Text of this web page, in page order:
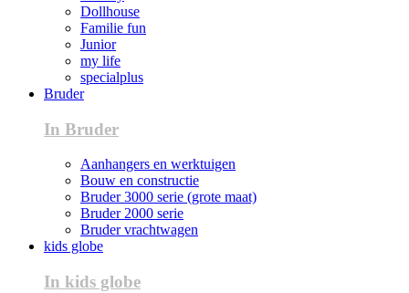
Dollhouse
Familie fun
Junior
my life
specialplus
Bruder
In Bruder
Aanhangers en werktuigen
Bouw en constructie
Bruder 3000 serie (grote maat)
Bruder 2000 serie
Bruder vrachtwagen
kids globe
In kids globe